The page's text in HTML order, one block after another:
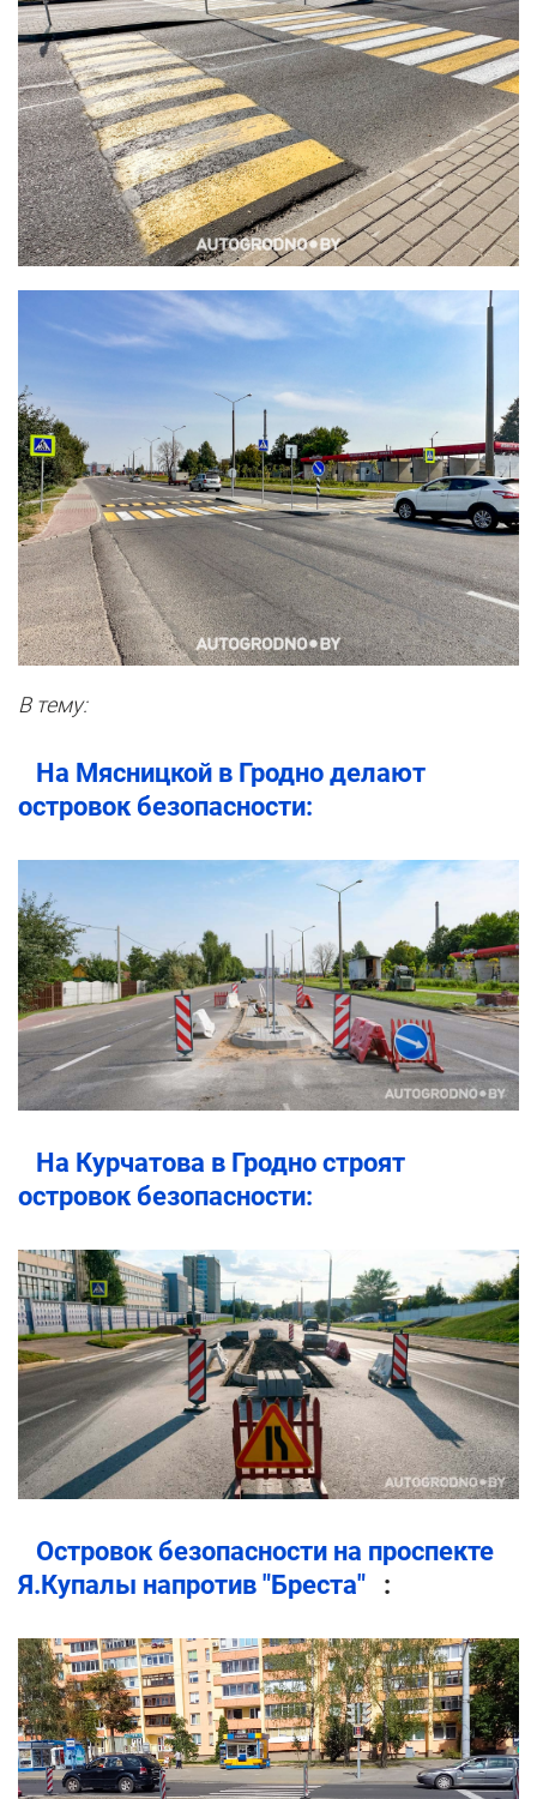
В тему:
На Мясницкой в Гродно делают
островок безопасности:
На Курчатова в Гродно строят
островок безопасности:
Островок безопасности на проспекте
Я.Купалы напротив "Бреста"
: